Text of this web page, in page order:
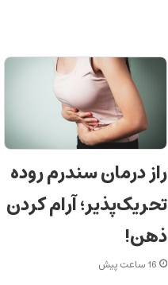
راز درمان سندرم روده
تحریک‌پذیر؛ آرام کردن
ذهن!
16 ساعت پیش